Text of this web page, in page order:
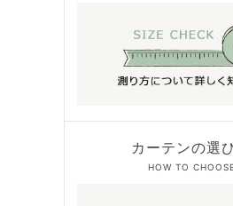
カーテンの選
HOW TO